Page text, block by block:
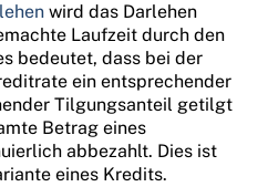
wird das Darlehen
Laufzeit durch den
bedeutet, dass bei der
ein entsprechender
Tilgungsanteil getilgt
Betrag eines
abbezahlt. Dies ist
eines Kredits.